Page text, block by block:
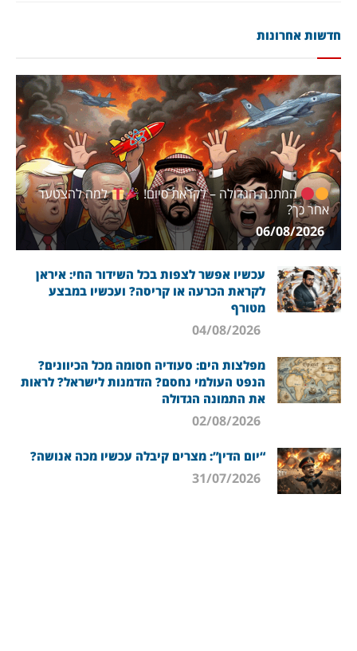
חדשות אחרונות
המתנה הגדולה – לקראת סיום!
למה להצטער
אחר כך?
06/08/2026
עכשיו אפשר לצפות בכל השידור החי: איראן
לקראת הכרעה או קריסה? ועכשיו במבצע
מטורף
מפלצות הים: סעודיה חסומה מכל הכיוונים?
הנפט העולמי נחסם? הזדמנות לישראל? לראות
את התמונה הגדולה
“יום הדין”: מצרים קיבלה עכשיו מכה אנושה?